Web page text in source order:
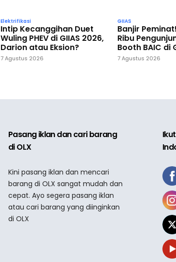
Elektrifikasi
Intip Kecanggihan Duet
Wuling PHEV di GIIAS 2026,
Darion atau Eksion?
7 Agustus 2026
GIIAS
Banjir
Ribu
Booth BAIC di
7 Agustus 2026
Pasang iklan dan cari barang
di OLX
Kini pasang iklan dan mencari
barang di OLX sangat mudah dan
cepat. Ayo segera pasang iklan
atau cari barang yang diinginkan
di OLX